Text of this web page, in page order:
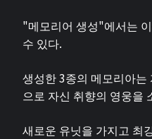
"메모리어 생성"에서는
수 있다.
생성한 3종의 메모리아는
으로 자신 취향의 영웅을
새로운 유닛을 가지고 최